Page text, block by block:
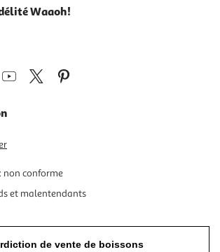
Waaoh!
non conforme
et malentendants
de vente de boissons